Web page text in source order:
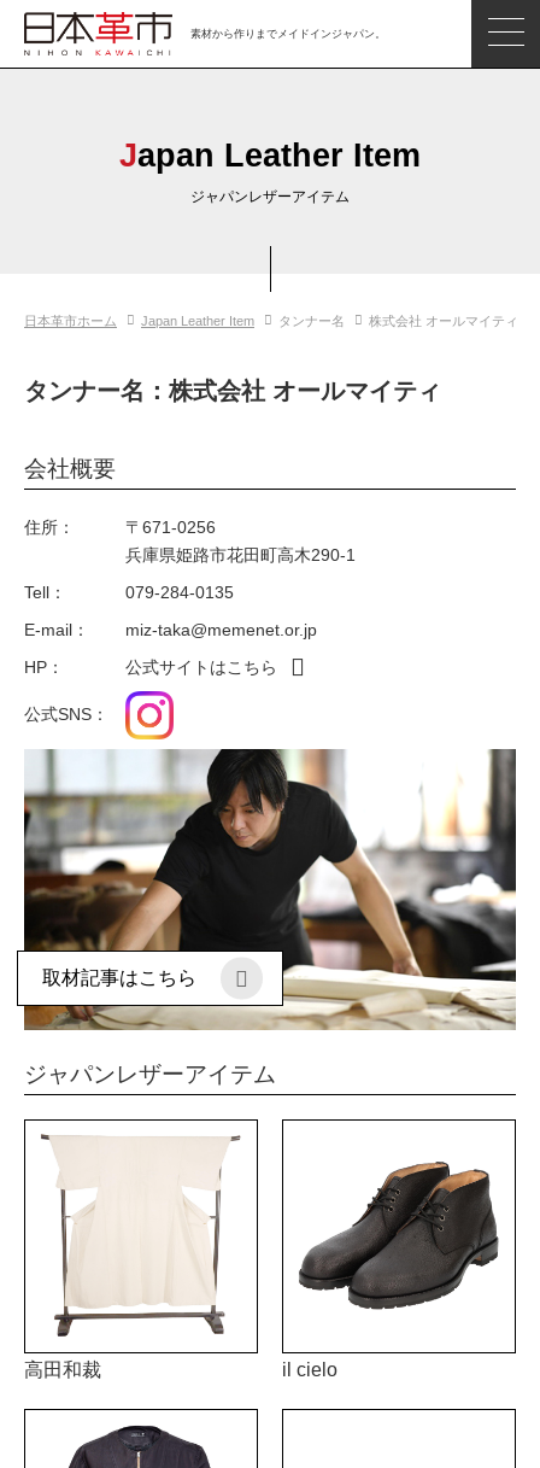
素材から作りまでメイドインジャパン。
革市通信
閲覧したアイテム
Japan Leather Item
ジャパンレザーアイテム
日本革市ホーム Japan Leather Item タンナー名 株式会社 オールマイティ
タンナー名：株式会社 オールマイティ
会社概要
住所：
〒671-0256
兵庫県姫路市花田町高木290-1
Tell：
079-284-0135
E-mail：
miz-taka@memenet.or.jp
HP：
公式サイトはこちら
公式SNS：
取材記事はこちら
ジャパンレザーアイテム
高田和裁 il cielo